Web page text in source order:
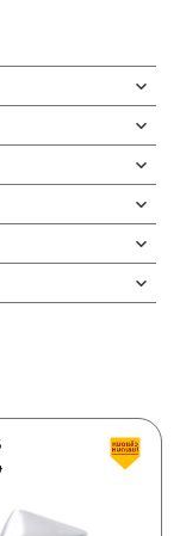
ถูแบบหยาบอาจ
on the
ป็นเวลานาน
งาน
ลียร์สต็อก